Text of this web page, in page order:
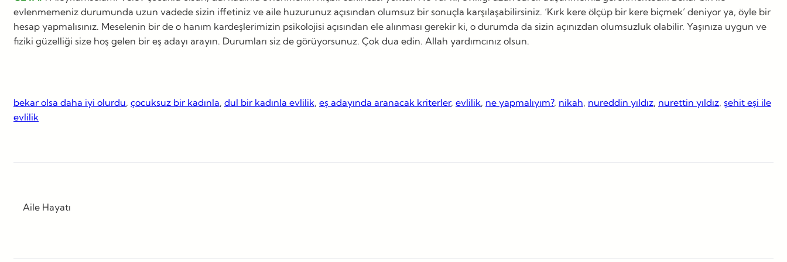
evlenmemeniz durumunda uzun vadede sizin iffetiniz ve aile huzurunuz açısından olumsuz bir sonuçla karşılaşabilirsiniz. ‘Kırk kere ölçüp bir kere biçmek’ deniyor ya, öyle bir
hesap yapmalısınız. Meselenin bir de o hanım kardeşlerimizin psikolojisi açısından ele alınması gerekir ki, o durumda da sizin açınızdan olumsuzluk olabilir. Yaşınıza uygun ve
fiziki güzelliği size hoş gelen bir eş adayı arayın. Durumları siz de görüyorsunuz. Çok dua edin. Allah yardımcınız olsun.
bekar olsa daha iyi olurdu, çocuksuz bir kadınla, dul bir kadınla evlilik, eş adayında aranacak kriterler, evlilik, ne yapmalıyım?, nikah, nureddin yıldız, nurettin yıldız, şehit eşi ile
evlilik
Aile Hayatı